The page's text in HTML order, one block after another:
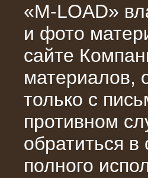
15.10.2015
Высоковольтный
комплекс 60 МВт (6-10 кВ)
«M-LOAD»
и фото
сайте
материалов,
только с
противном
обратиться
полного